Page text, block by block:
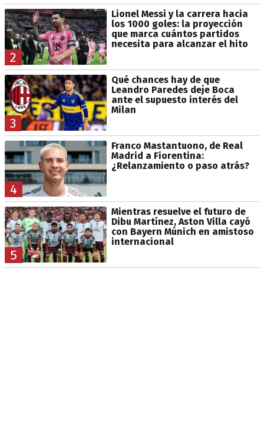
2
Lionel Messi y la carrera hacia
los 1000 goles: la proyección
que marca cuántos partidos
necesita para alcanzar el hito
3
Qué chances hay de que
Leandro Paredes deje Boca
ante el supuesto interés del
Milan
4
Franco Mastantuono, de Real
Madrid a Fiorentina:
¿Relanzamiento o paso atrás?
5
Mientras resuelve el futuro de
Dibu Martínez, Aston Villa cayó
con Bayern Múnich en amistoso
internacional